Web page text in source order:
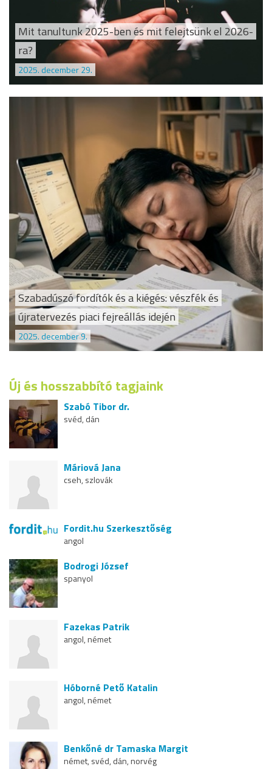
Mit tanultunk 2025-ben és mit felejtsünk el 2026-
ra?
2025. december 29.
Szabadúszó fordítók és a kiégés: vészfék és
újratervezés piaci fejreállás idején
2025. december 9.
Új és hosszabbító tagjaink
Szabó Tibor dr.
svéd, dán
Máriová Jana
cseh, szlovák
Fordit.hu Szerkesztőség
angol
Bodrogi József
spanyol
Fazekas Patrik
angol, német
Hóborné Pető Katalin
angol, német
Benkőné dr Tamaska Margit
német, svéd, dán, norvég